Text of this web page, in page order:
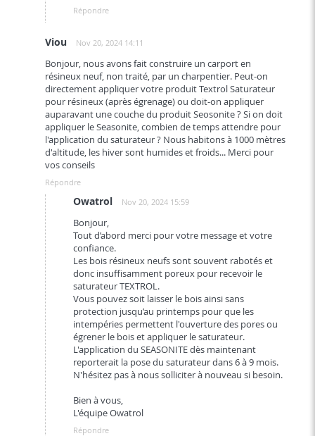
Répondre
Viou Nov 20, 2024 14:11
Bonjour, nous avons fait construire un carport en
résineux neuf, non traité, par un charpentier. Peut-on
directement appliquer votre produit Textrol Saturateur
pour résineux (après égrenage) ou doit-on appliquer
auparavant une couche du produit Seosonite ? Si on doit
appliquer le Seasonite, combien de temps attendre pour
l'application du saturateur ? Nous habitons à 1000 mètres
d'altitude, les hiver sont humides et froids... Merci pour
vos conseils
Répondre
Owatrol Nov 20, 2024 15:59
Bonjour,
Tout d’abord merci pour votre message et votre
confiance.
Les bois résineux neufs sont souvent rabotés et
donc insuffisamment poreux pour recevoir le
saturateur TEXTROL.
Vous pouvez soit laisser le bois ainsi sans
protection jusqu’au printemps pour que les
intempéries permettent l'ouverture des pores ou
égrener le bois et appliquer le saturateur.
L'application du SEASONITE dès maintenant
reporterait la pose du saturateur dans 6 à 9 mois.
N'hésitez pas à nous solliciter à nouveau si besoin.
Bien à vous,
L'équipe Owatrol
Répondre